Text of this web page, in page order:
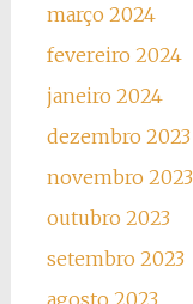
março 2024
fevereiro 2024
janeiro 2024
dezembro 2023
novembro 2023
outubro 2023
setembro 2023
agosto 2023